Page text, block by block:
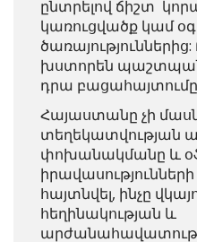
ընտրելով ճիշտ
կառուցվածք կամ
խստորեն
դրա բացահայտումը
Հայաստանը չի
տեղեկատվության
փոխանակմանը և
հայտնվել, ինչը
հեղինակության և